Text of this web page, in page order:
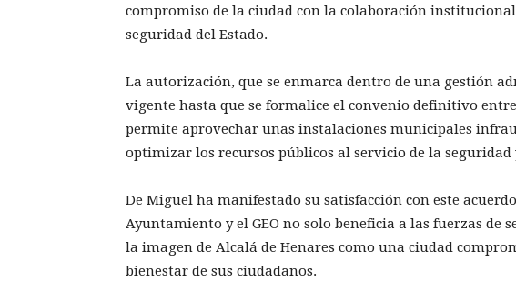
compromiso de la ciudad con la colaboración institucional
seguridad del Estado.
La autorización, que se enmarca dentro de una gestión
vigente hasta que se formalice el convenio definitivo
permite aprovechar unas instalaciones municipales
optimizar los recursos públicos al servicio de la
De Miguel ha manifestado su satisfacción con este
Ayuntamiento y el GEO no solo beneficia a las fuerzas de
la imagen de Alcalá de Henares como una ciudad
bienestar de sus ciudadanos.